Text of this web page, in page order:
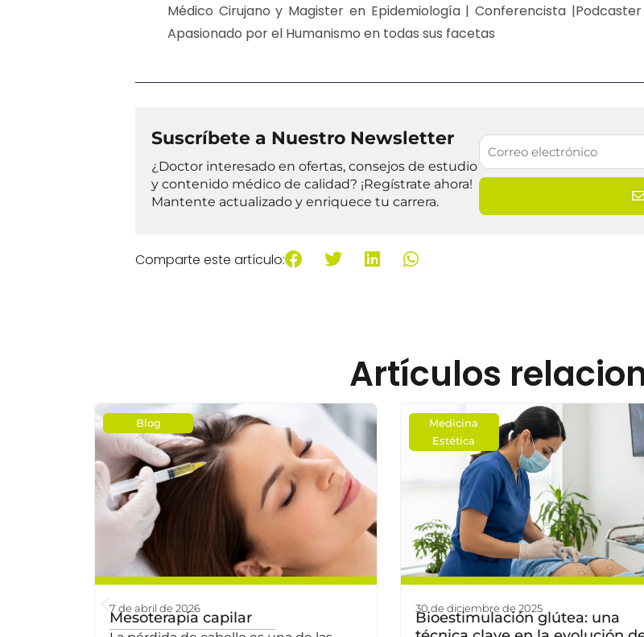
Médico Cirujano y Magister en Epidemiología | Conferencista
Apasionado por el Humanismo en todas sus facetas
Suscríbete a Nuestro Newsletter
¿Doctor interesado en ofertas, consejos de estudio
y contenido médico de calidad? ¡Regístrate ahora!
Mantente actualizado y enriquece tu carrera.
Comparte este artículo:
Artículos
Blog
7 de abril de 2026
Mesoterapia capilar
Medicina
Estética
30 de diciembre de 2025
Bioestimulación glútea: una